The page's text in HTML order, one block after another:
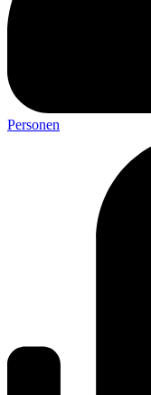
Personen